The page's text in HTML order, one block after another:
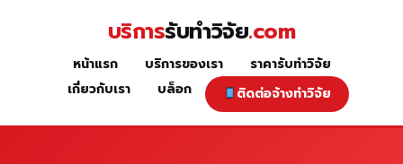
หน้าแรก
บริการรับทำวิจัย.com
หน้าแรก บริการของเรา
ราคารับทำวิจัย
เกี่ยวกับเรา
บล็อก ติดต่อจ้างทำวิจัย